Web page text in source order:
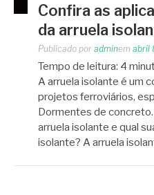
Confira as
da arruela
Publicado por adminem abril
Tempo de leitura: 4
A arruela isolante é um
projetos ferroviários,
Dormentes de
arruela isolante e qual
isolante? A arruela